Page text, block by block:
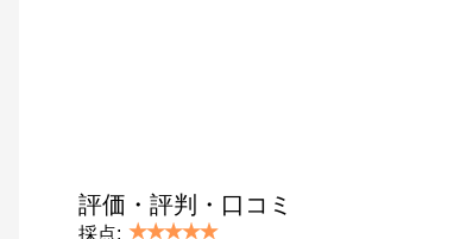
評価・評判・口コミ
採点: